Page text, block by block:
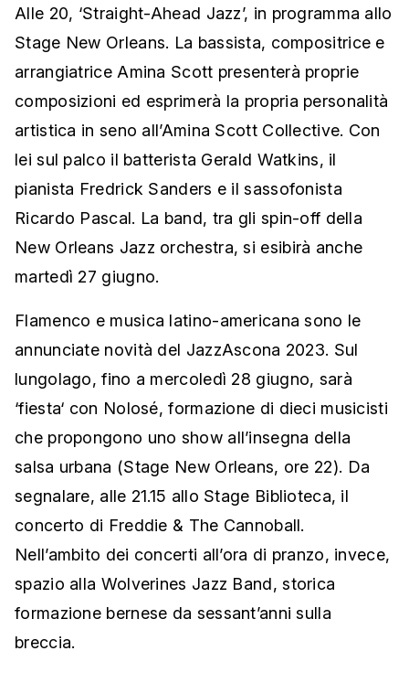
Alle 20, ‘Straight-Ahead Jazz’, in programma allo
Stage New Orleans. La bassista, compositrice e
arrangiatrice Amina Scott presenterà proprie
composizioni ed esprimerà la propria personalità
artistica in seno all’Amina Scott Collective. Con
lei sul palco il batterista Gerald Watkins, il
pianista Fredrick Sanders e il sassofonista
Ricardo Pascal. La band, tra gli spin-off della
New Orleans Jazz orchestra, si esibirà anche
martedì 27 giugno.
Flamenco e musica latino-americana sono le
annunciate novità del JazzAscona 2023. Sul
lungolago, fino a mercoledì 28 giugno, sarà
‘fiesta‘ con Nolosé, formazione di dieci musicisti
che propongono uno show all’insegna della
salsa urbana (Stage New Orleans, ore 22). Da
segnalare, alle 21.15 allo Stage Biblioteca, il
concerto di Freddie & The Cannoball.
Nell’ambito dei concerti all’ora di pranzo, invece,
spazio alla Wolverines Jazz Band, storica
formazione bernese da sessant’anni sulla
breccia.